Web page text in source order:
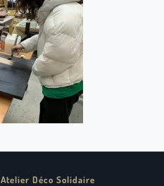
Atelier Déco Solidaire